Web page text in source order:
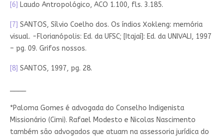
[6] Laudo Antropológico, ACO 1.100, fls. 3.185.
[7] SANTOS, Sílvio Coelho dos. Os índios Xokleng: memória
visual. -Florianópolis: Ed. da UFSC; [Itajaí]: Ed. da UNIVALI, 1997
– pg. 09. Grifos nossos.
[8] SANTOS, 1997, pg. 28.
*Paloma Gomes é advogada do Conselho Indigenista
Missionário (Cimi). Rafael Modesto e Nicolas Nascimento
também são advogados que atuam na assessoria jurídica do